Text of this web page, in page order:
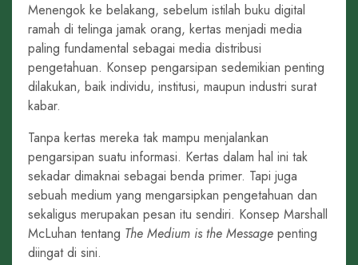
Menengok ke belakang, sebelum istilah buku digital
ramah di telinga jamak orang, kertas menjadi media
paling fundamental sebagai media distribusi
pengetahuan. Konsep pengarsipan sedemikian penting
dilakukan, baik individu, institusi, maupun industri surat
kabar.
Tanpa kertas mereka tak mampu menjalankan
pengarsipan suatu informasi. Kertas dalam hal ini tak
sekadar dimaknai sebagai benda primer. Tapi juga
sebuah medium yang mengarsipkan pengetahuan dan
sekaligus merupakan pesan itu sendiri. Konsep Marshall
McLuhan tentang The Medium is the Message penting
diingat di sini.